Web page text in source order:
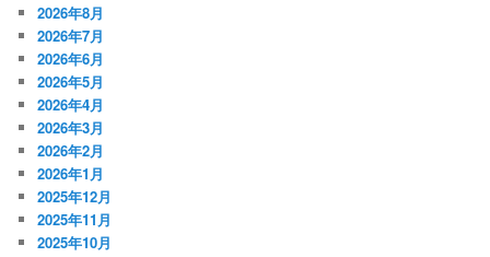
2026年8月
2026年7月
2026年6月
2026年5月
2026年4月
2026年3月
2026年2月
2026年1月
2025年12月
2025年11月
2025年10月